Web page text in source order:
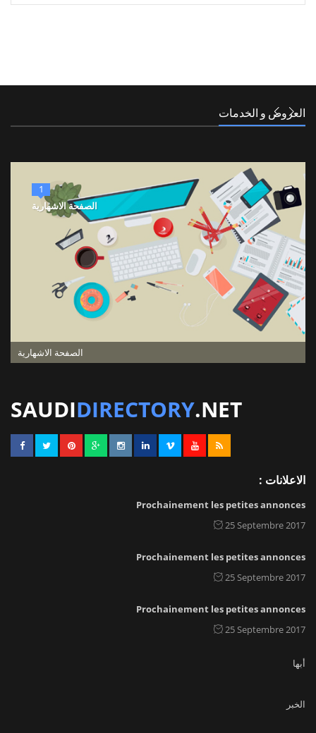
العروض و الخدمات
1
الصفحة الاشهارية
الصفحة الاشهارية
SAUDIDIRECTORY.NET
الاعلانات :
Prochainement les petites annonces
25 Septembre 2017
Prochainement les petites annonces
25 Septembre 2017
Prochainement les petites annonces
25 Septembre 2017
أبها
الخبر